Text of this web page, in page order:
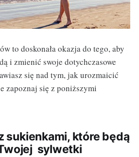
to doskonała okazja do tego, aby
i zmienić swoje dotychczasowe
się nad tym, jak urozmaicić
zapoznaj się z poniższymi
sukienkami, które będą
sylwetki